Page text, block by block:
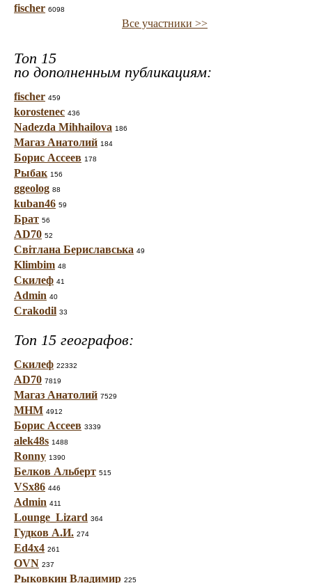
fischer 6098
Все участники >>
Топ 15
по дополненным публикациям:
fischer 459
korostenec 436
Nadezda Mihhailova 186
Магаз Анатолий 184
Борис Ассеев 178
Рыбак 156
ggeolog 88
kuban46 59
Брат 56
AD70 52
Світлана Бериславська 49
Klimbim 48
Скилеф 41
Admin 40
Crakodil 33
Топ 15 географов:
Скилеф 22332
AD70 7819
Магаз Анатолий 7529
МНМ 4912
Борис Ассеев 3339
alek48s 1488
Ronny 1390
Белков Альберт 515
VSx86 446
Admin 411
Lounge_Lizard 364
Гудков А.И. 274
Ed4x4 261
OVN 237
Рыковкин Владимир 225